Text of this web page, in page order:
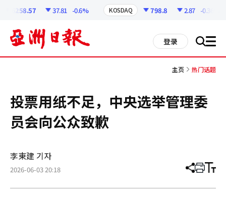
6258.57 37.81 -0.6% KOSDAQ 798.8 2.87 -0.36%
登录 搜 all
主页 热门话题
投票用纸不足，中央选举管理委
员会向公众致歉
李東建 기자
2026-06-03 20:18 分
章
打 调
小